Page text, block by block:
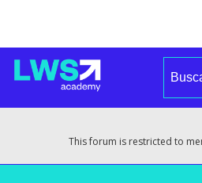
This forum is restricted to